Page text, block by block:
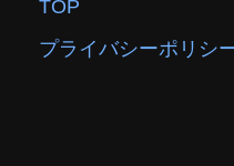
TOP
プライバシーポリシ